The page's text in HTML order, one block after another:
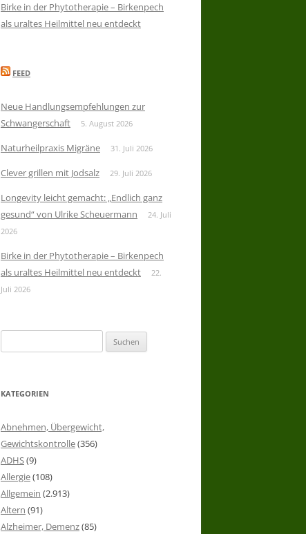
Birke in der Phytotherapie – Birkenpech
als uraltes Heilmittel neu entdeckt
FEED
Neue Handlungsempfehlungen zur
Schwangerschaft
5. August 2026
Naturheilpraxis Migräne 31. Juli 2026
Clever grillen mit Jodsalz 29. Juli 2026
Longevity leicht gemacht: „Endlich ganz
gesund“ von Ulrike Scheuermann
24. Juli
2026
Birke in der Phytotherapie – Birkenpech
als uraltes Heilmittel neu entdeckt
22.
Juli 2026
nach:
KATEGORIEN
Abnehmen, Übergewicht,
Gewichtskontrolle(356)
ADHS(9)
Allergie(108)
Allgemein (2.913)
Altern (91)
Alzheimer, Demenz(85)